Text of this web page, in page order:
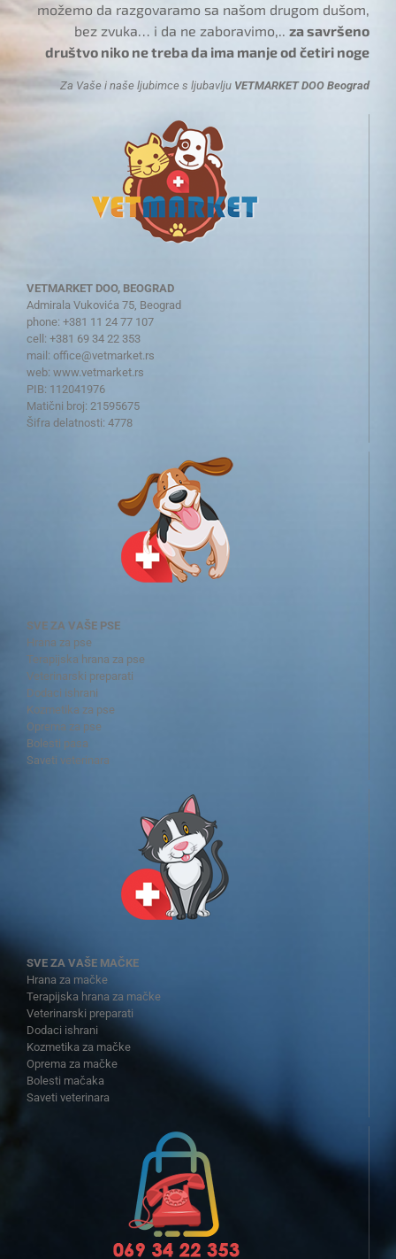
možemo da razgovaramo sa našom drugom dušom,
bez zvuka… i da ne zaboravimo,..za savršeno
društvo niko ne treba da ima manje od četiri noge
Za Vaše i naše ljubimce s ljubavlju VETMARKET DOO Beograd
VETMARKET DOO, BEOGRAD
Admirala Vukovića 75, Beograd
phone: +381 11 24 77 107
cell: +381 69 34 22 353
mail: office@vetmarket.rs
web: www.vetmarket.rs
PIB: 112041976
Matični broj: 21595675
Šifra delatnosti: 4778
SVE ZA VAŠE PSE
Hrana za pse
Terapijska hrana za pse
Veterinarski preparati
Dodaci ishrani
Kozmetika za pse
Oprema za pse
Bolesti pasa
Saveti veterinara
SVE ZA VAŠE MAČKE
Hrana za mačke
Terapijska hrana za mačke
Veterinarski preparati
Dodaci ishrani
Kozmetika za mačke
Oprema za mačke
Bolesti mačaka
Saveti veterinara